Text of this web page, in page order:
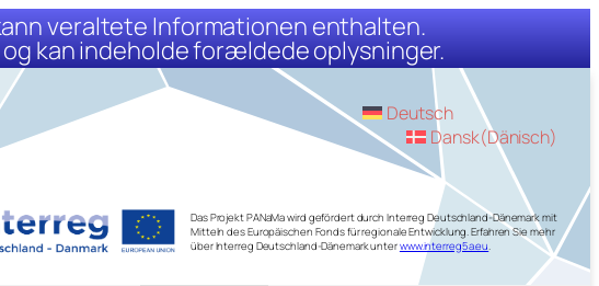
veraltete Informationen enthalten.
kan indeholde forældede oplysninger.
Deutsch
Dansk(Dänisch)
Das Projekt PANaMa wird gefördert durch Interreg Deutschland-Dänemark mit
Mitteln des Europäischen Fonds für regionale Entwicklung. Erfahren Sie mehr
über Interreg Deutschland-Dänemark unterwww.interreg5a.eu